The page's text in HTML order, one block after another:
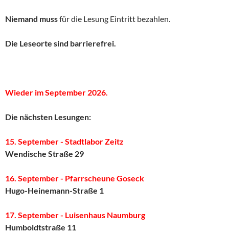
Niemand mussfür die Lesung Eintritt bezahlen.
Die Leseorte sind barrierefrei.
Wieder im September 2026.
Die nächsten Lesungen:
15. September - Stadtlabor Zeitz
Wendische Straße 29
16. September - Pfarrscheune Goseck
Hugo-Heinemann-Straße 1
17. September - Luisenhaus Naumburg
Humboldtstraße 11